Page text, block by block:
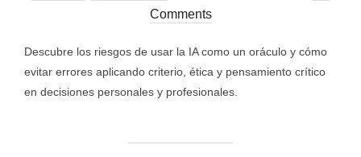
Comments
Descubre los riesgos de usar la IA como un oráculo y cómo
evitar errores aplicando criterio, ética y pensamiento crítico
en decisiones personales y profesionales.